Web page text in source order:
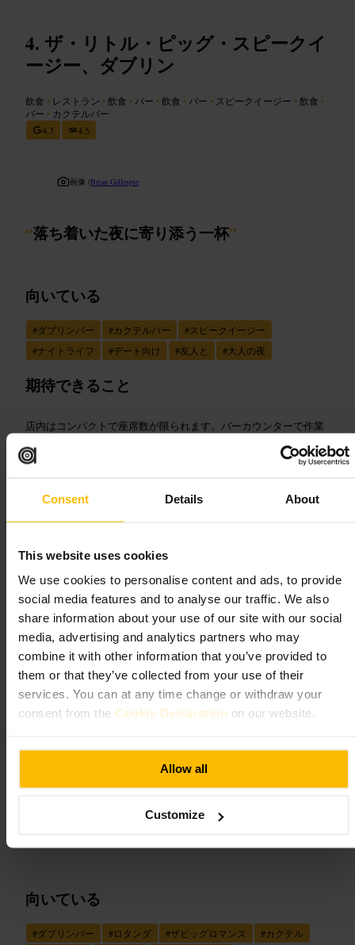
Consent Details About
This website uses cookies
We use cookies to personalise content and ads, to provide
social media features and to analyse our traffic. We also
share information about your use of our site with our social
media, advertising and analytics partners who may
combine it with other information that you’ve provided to
them or that they’ve collected from your use of their
services. You can at any time change or withdraw your
consent from the Cookie Declaration on our website.
Allow all
Customize
ザ・リトル・ピッグ・スピークイ
ージー、ダブリン
飲食 • レストラン • 飲食 • バー • 飲食 • バー • スピークイージー • 飲食 •
バー • カクテルバー
4.3
4.5
画像 /Brian Gillespie
“落ち着いた夜に寄り添う一杯”
向いている
#ダブリンバー #カクテルバー #スピークイージー
#ナイトライフ #デート向け #友人と #大人の夜
期待できること
店内はコンパクトで座席数が限られます。バーカウンターで作業
めが中心です。音量は会話がしやすいレベルから、夜が深くなる
と賑やかになります。
ご来館の計画
入店前に空席状況を確認すると安心です。バーカウンターの近く
で飲むと作り手の手さばきを楽しめます。スマートカジュアルが
無難な装いです。年齢確認のためIDを用意してください。
https://thelittlepig.ie/
ザ・ビッグ・ロマンス
芸術・エンターテインメント
会場•音楽会場• 飲食 •バー•カクテルバー
4.7
4.5
ザ・ビッグ・ロマンス：街中で気軽に寄れ
向いている
#ダブリンバー #ロタンダ #ザビッグロマンス #カクテル